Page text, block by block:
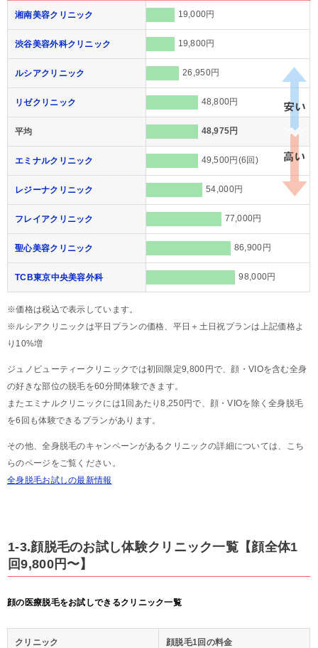
湘南美容クリニック 19,000円
渋谷美容外科クリニック 19,800円
ルシアクリニック 26,950円
リゼクリニック 48,800円
平均 48,975円
エミナルクリニック 49,500円(6回)
レジーナクリニック 54,000円
フレイアクリニック 77,000円
聖心美容クリニック 86,900円
TCB東京中央美容外科 98,000円
※価格は税込で表示しています。
※ルシアクリニックは平日プランの価格、平日＋土日祝プランは上記価格よ
り10%増
ジュノビューティークリニックでは初回限定9,800円で、顔・VIOを含む全身
の好きな部位の脱毛を60分間体験できます。
またエミナルクリニックには1回あたり8,250円で、顔・VIOを除く全身脱毛
を6回も体験できるプランがあります。
その他、全身脱毛のキャンペーンがあるクリニックの詳細については、こち
らのページをご覧ください。
全身脱毛お試しの最新情報
1-3.顔脱毛のお試し体験クリニック一覧【顔全体1
回9,800円〜】
顔の医療脱毛をお試しできるクリニック一覧
クリニック 顔脱毛1回の料金